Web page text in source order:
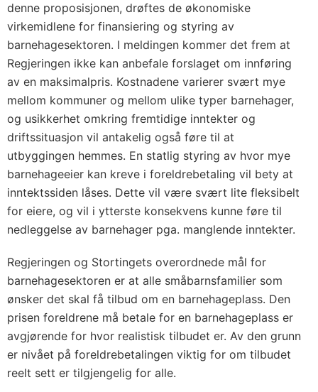
denne proposisjonen, drøftes de økonomiske
virkemidlene for finansiering og styring av
barnehagesektoren. I meldingen kommer det frem at
Regjeringen ikke kan anbefale forslaget om innføring
av en maksimalpris. Kostnadene varierer svært mye
mellom kommuner og mellom ulike typer barnehager,
og usikkerhet omkring fremtidige inntekter og
driftssituasjon vil antakelig også føre til at
utbyggingen hemmes. En statlig styring av hvor mye
barnehageeier kan kreve i foreldrebetaling vil bety at
inntektssiden låses. Dette vil være svært lite fleksibelt
for eiere, og vil i ytterste konsekvens kunne føre til
nedleggelse av barnehager pga. manglende inntekter.
Regjeringen og Stortingets overordnede mål for
barnehagesektoren er at alle småbarnsfamilier som
ønsker det skal få tilbud om en barnehageplass. Den
prisen foreldrene må betale for en barnehageplass er
avgjørende for hvor realistisk tilbudet er. Av den grunn
er nivået på foreldrebetalingen viktig for om tilbudet
reelt sett er tilgjengelig for alle.